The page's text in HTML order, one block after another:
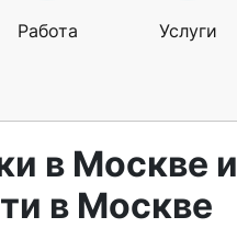
Работа Услуги
в Москве и
в Москве